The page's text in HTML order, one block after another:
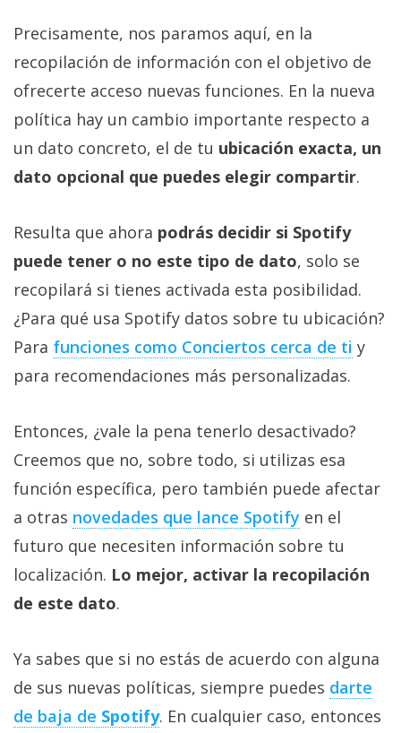
Precisamente, nos paramos aquí, en la
recopilación de información con el objetivo de
ofrecerte acceso nuevas funciones. En la nueva
política hay un cambio importante respecto a
un dato concreto, el de tu ubicación exacta, un
dato opcional que puedes elegir compartir.
Resulta que ahora podrás decidir si Spotify
puede tener o no este tipo de dato, solo se
recopilará si tienes activada esta posibilidad.
¿Para qué usa Spotify datos sobre tu ubicación?
Para funciones como Conciertos cerca de ti‎ y
para recomendaciones más personalizadas.
Entonces, ¿vale la pena tenerlo desactivado?
Creemos que no, sobre todo, si utilizas esa
función específica, pero también puede afectar
a otras novedades que lance Spotify‎ en el
futuro que necesiten información sobre tu
localización. Lo mejor, activar la recopilación
de este dato.
Ya sabes que si no estás de acuerdo con alguna
de sus nuevas políticas, siempre puedes darte
de baja de Spotify. En cualquier caso, entonces